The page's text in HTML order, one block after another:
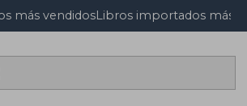
más vendidosLibros importados más